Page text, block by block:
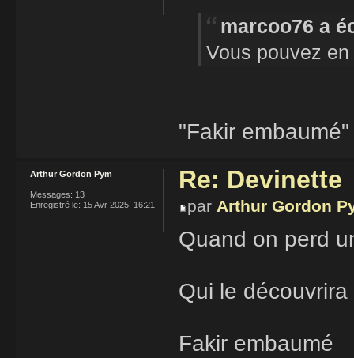
marcoo76 a
Vous pouvez
"Fakir
Re: Devinette
par Arthur Gordon
Quand on perd
Qui le découvrira
Fakir embaumé
Arthur Gordon Pym
Messages: 13
Enregistré le: 15 Avr 2025, 16:21